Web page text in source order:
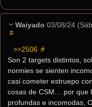
Waiyado 03/08/24
#
>>2506 #
Son 2 targets distintos,
normies se sienten
casi cometer estruepo
cosas de CSM… por que
profundas e incomodas,